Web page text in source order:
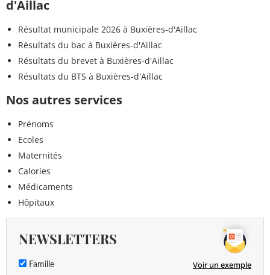
d'Aillac
Résultat municipale 2026 à Buxières-d'Aillac
Résultats du bac à Buxières-d'Aillac
Résultats du brevet à Buxières-d'Aillac
Résultats du BTS à Buxières-d'Aillac
Nos autres services
Prénoms
Ecoles
Maternités
Calories
Médicaments
Hôpitaux
NEWSLETTERS
Famille Voir un exemple